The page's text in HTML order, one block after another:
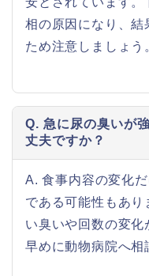
相の原因になり、結
ため注意しましょう
Q. 急に尿の臭いが
丈夫ですか？
A. 食事内容の変化
である可能性もあ
い臭いや回数の変
早めに動物病院へ相